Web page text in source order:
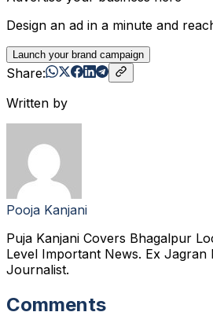
Design an ad in a minute and
Launch your brand campaign
Share:
Written by
Pooja Kanjani
Puja Kanjani Covers Bhagalpur
Level Important News. Ex Jagran
Journalist.
Comments